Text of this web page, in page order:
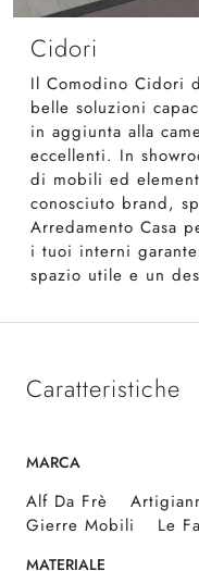
Cidori
Il Comodino Cidori
belle soluzioni
in aggiunta alla
eccellenti. In
di mobili ed
conosciuto brand,
Arredamento Casa
i tuoi interni
spazio utile e un
Caratteristiche
MARCA
Alf Da Frè
Gierre Mobili
Le
MATERIALE